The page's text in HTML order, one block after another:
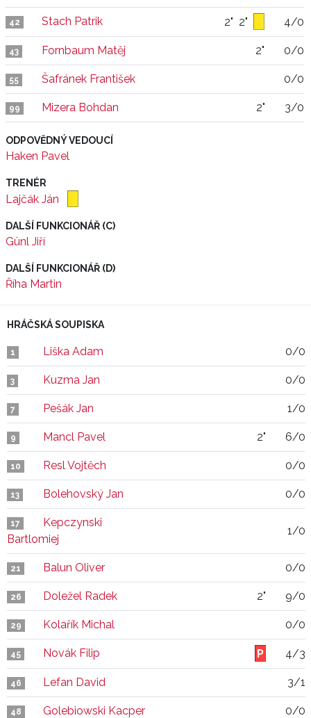
42 Stach Patrik 2" 2" 4/0
43 Fornbaum Matěj 2" 0/0
55 Šafránek František 0/0
99 Mizera Bohdan 2" 3/0
ODPOVĚDNÝ VEDOUCÍ
Haken Pavel
TRENÉR
Lajčák Ján
DALŠÍ FUNKCIONÁŘ (C)
Günl Jiří
DALŠÍ FUNKCIONÁŘ (D)
Říha Martin
HRÁČSKÁ SOUPISKA
1 Liška Adam 0/0
3 Kuzma Jan 0/0
7 Pešák Jan 1/0
9 Mancl Pavel 2" 6/0
10 Resl Vojtěch 0/0
13 Bolehovský Jan 0/0
17
Kepczynski
Bartlomiej
1/0
21 Balun Oliver 0/0
26 Doležel Radek 2" 9/0
29 Kolařík Michal 0/0
45 Novák Filip 4/3
46 Lefan David 3/1
48 Golebiowski Kacper 0/0